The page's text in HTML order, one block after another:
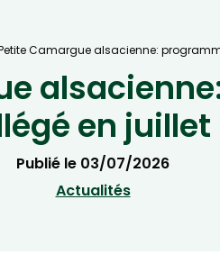
Camargue alsacienne:
en juillet
Publié le 03/07/2026
Actualités